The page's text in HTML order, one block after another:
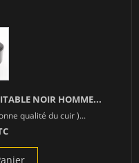
NOIR HOMME...
qualité du cuir )...